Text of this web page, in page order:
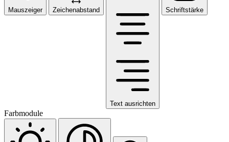
Mauszeiger Zeichenabstand
Text ausrichten
Schriftstärke
Farbmodule